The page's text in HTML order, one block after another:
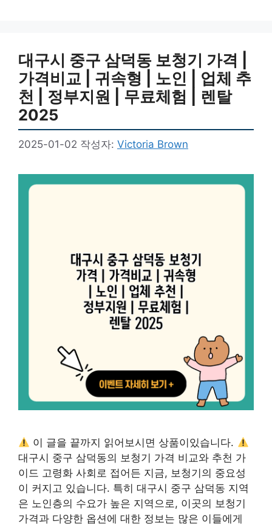
대구시 중구 삼덕동 보청기 가격 |
가격비교 | 귀속형 | 노인 | 업체 추
천 | 정부지원 | 무료체험 | 렌탈
2025
2025-01-02 작성자: Victoria Brown
이 글을 끝까지 읽어보시면 상품이있습니다.
대구시 중구 삼덕동의 보청기 가격 비교와 추천 가
이드 고령화 사회로 접어든 지금, 보청기의 중요성
이 커지고 있습니다. 특히 대구시 중구 삼덕동 지역
은 노인층의 수요가 높은 지역으로, 이곳의 보청기
가격과 다양한 옵션에 대한 정보는 많은 이들에게